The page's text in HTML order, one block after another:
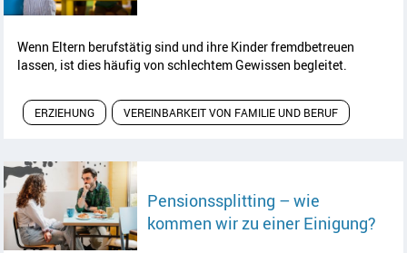
Wenn Eltern berufstätig sind und ihre Kinder fremdbetreuen
lassen, ist dies häufig von schlechtem Gewissen begleitet.
ERZIEHUNG VEREINBARKEIT VON FAMILIE UND BERUF
Pensionssplitting – wie
kommen wir zu einer Einigung?